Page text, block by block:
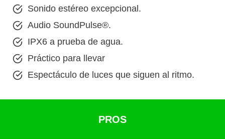
Sonido estéreo excepcional.
Audio SoundPulse®.
IPX6 a prueba de agua.
Práctico para llevar
Espectáculo de luces que siguen al ritmo.
PROS